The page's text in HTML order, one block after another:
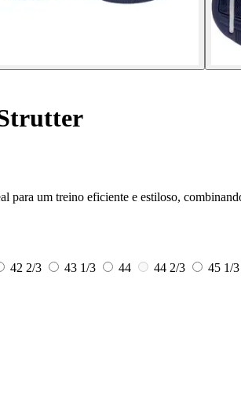
para um treino eficiente e estiloso,
42 2/3 43 1/3 44 44 2/3 45 1/3